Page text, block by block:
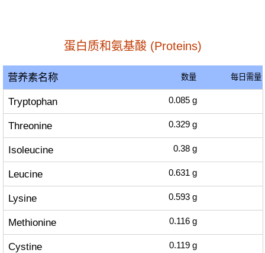
蛋白质和氨基酸 (Proteins)
营养素名称 数量 每日需量
Tryptophan 0.085 g
Threonine 0.329 g
Isoleucine 0.38 g
Leucine 0.631 g
Lysine 0.593 g
Methionine 0.116 g
Cystine 0.119 g